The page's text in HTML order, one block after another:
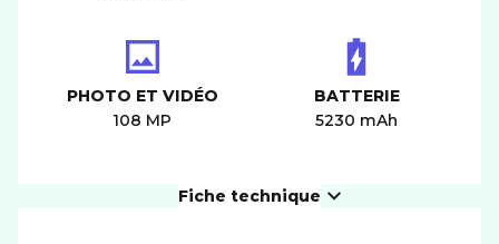
PHOTO ET VIDÉO
108 MP
BATTERIE
5230 mAh
Fiche technique